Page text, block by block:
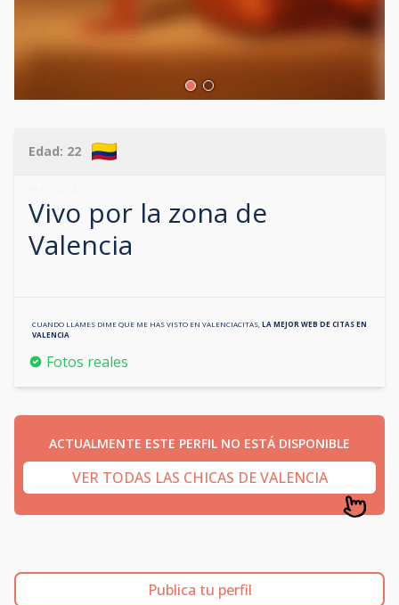
Edad: 22
Vivo por la zona de
Valencia
CUANDO LLAMES DIME QUE ME HAS VISTO EN VALENCIACITAS,LA MEJOR WEB DE CITAS EN
VALENCIA
Fotos reales
ACTUALMENTE ESTE PERFIL NO ESTÁ DISPONIBLE
VER TODAS LAS CHICAS DE VALENCIA
Publica tu perfil